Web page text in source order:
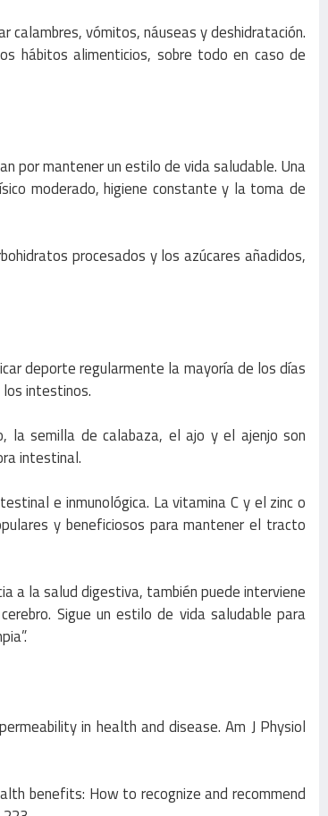
calambres, vómitos, náuseas y deshidratación.
hábitos alimenticios, sobre todo en caso de
por mantener un estilo de vida saludable. Una
moderado, higiene constante y la toma de
procesados ​​y los azúcares añadidos,
deporte regularmente la mayoría de los días
intestinos.
la semilla de calabaza, el ajo y el ajenjo son
intestinal.
e inmunológica. La vitamina C y el zinc o
y beneficiosos para mantener el tracto
a la salud digestiva, también puede interviene
Sigue un estilo de vida saludable para
in health and disease. Am J Physiol
benefits: How to recognize and recommend